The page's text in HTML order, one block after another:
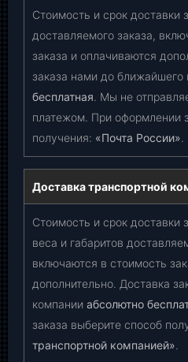
Стоимость и срок доставки
доставляемого заказа,
заказа и оплачиваются
заказа нами до ближайшего
бесплатная. Мы не
платежом. При оформлении
получения: «Почта России».
Доставка транспортной
Стоимость и срок доставки
веса и габаритов
включаются в стоимость
дополнительно. Доставка
компании абсолютно
заказа выберите способ
транспортной компанией».